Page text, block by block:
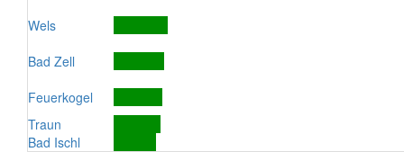
Wels
Bad Zell
Feuerkogel
Traun
Bad Ischl